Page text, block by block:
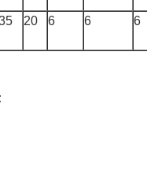
20 6 6 6